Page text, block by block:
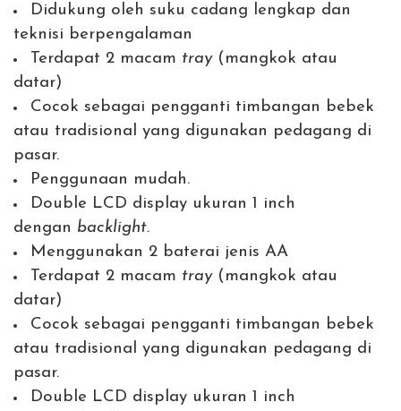
Didukung oleh suku cadang lengkap dan
teknisi berpengalaman
Terdapat 2 macam tray (mangkok atau
datar)
Cocok sebagai pengganti timbangan bebek
atau tradisional yang digunakan pedagang di
pasar.
Penggunaan mudah.
Double LCD display ukuran 1 inch
dengan backlight.
Menggunakan 2 baterai jenis AA
Terdapat 2 macam tray (mangkok atau
datar)
Cocok sebagai pengganti timbangan bebek
atau tradisional yang digunakan pedagang di
pasar.
Double LCD display ukuran 1 inch